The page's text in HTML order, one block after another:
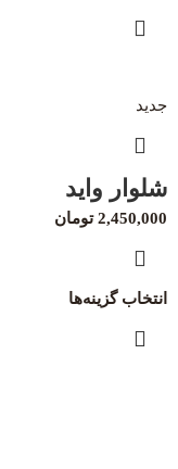
جدید
شلوار واید
2,450,000 تومان
انتخاب گزینه‌ها